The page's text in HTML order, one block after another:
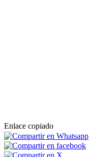
Enlace copiado